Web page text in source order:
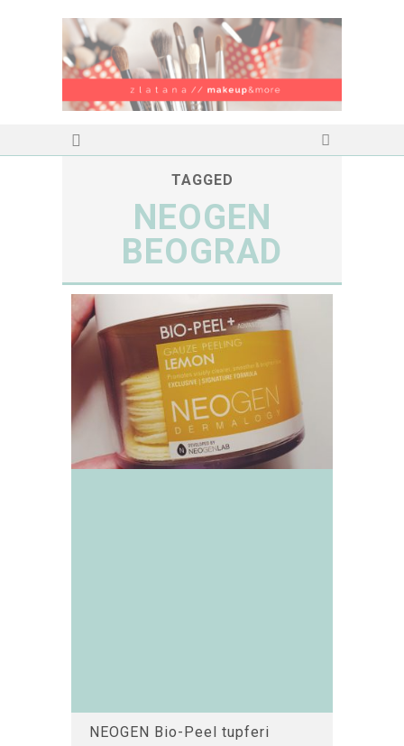
TAGGED
NEOGEN
BEOGRAD
NEOGEN Bio-Peel tupferi